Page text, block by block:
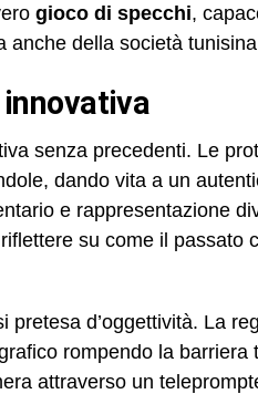
gioco di specchi,
anche della società
senza precedenti. Le
dando vita a un
e rappresentazione
su come il passato
pretesa d’oggettività. La
rompendo la barriera
attraverso un